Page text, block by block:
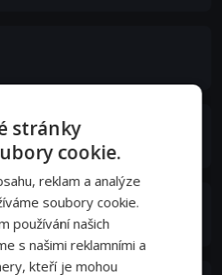
stránky
cookie.
reklam a analýze
soubory cookie.
používání našich
s našimi reklamními a
kteří je mohou